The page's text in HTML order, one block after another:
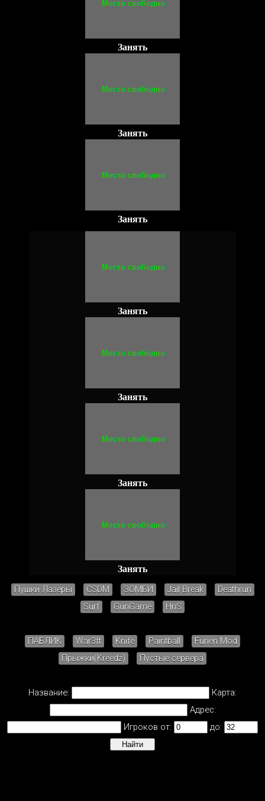
Занять
Занять
Занять
Занять
Занять
Занять
Занять
Пушки Лазеры CSDM ЗОМБИ Jail Break
Deathrun
Surf
GunGame HnS
ПАБЛИК War3ft Knife Paintball
Furien Mod
Прыжки(Kreedz)
Пустые сервера
Название:
Карта:
Адрес:
Игроков от:
до: